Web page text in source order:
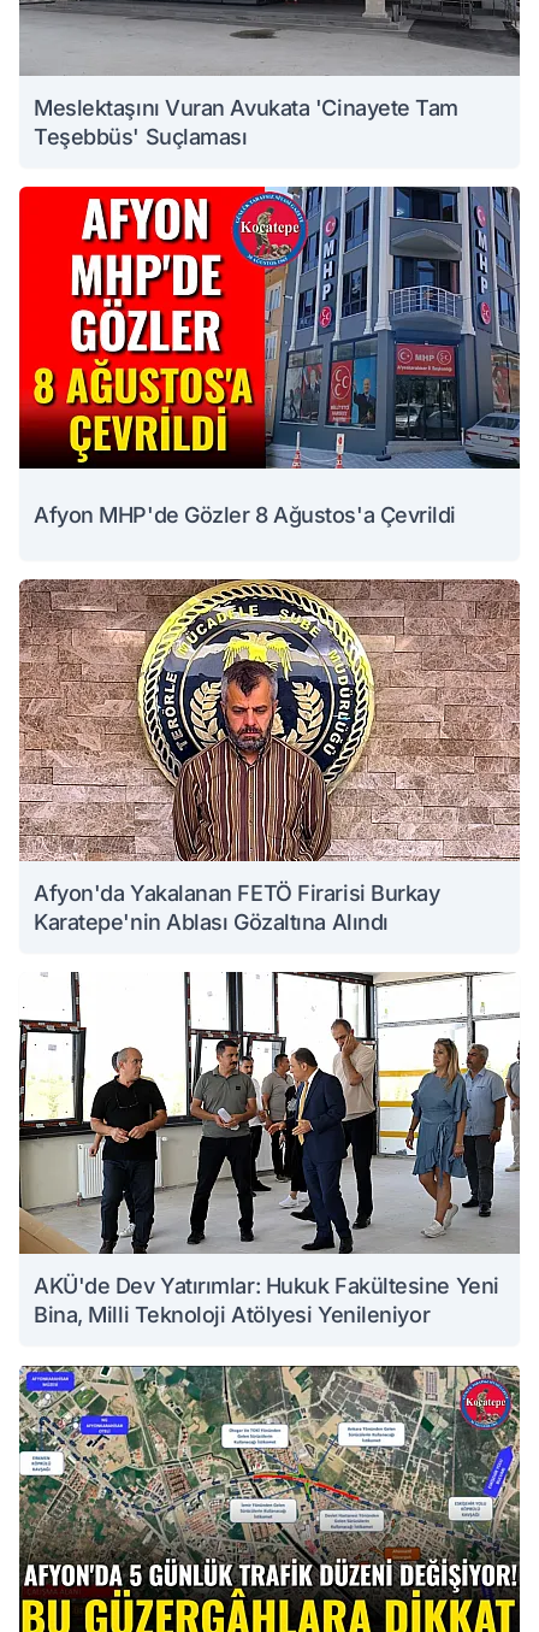
Meslektaşını Vuran Avukata 'Cinayete Tam
Teşebbüs' Suçlaması
Afyon MHP'de Gözler 8 Ağustos'a Çevrildi
Afyon'da Yakalanan FETÖ Firarisi Burkay
Karatepe'nin Ablası Gözaltına Alındı
AKÜ'de Dev Yatırımlar: Hukuk Fakültesine Yeni
Bina, Milli Teknoloji Atölyesi Yenileniyor